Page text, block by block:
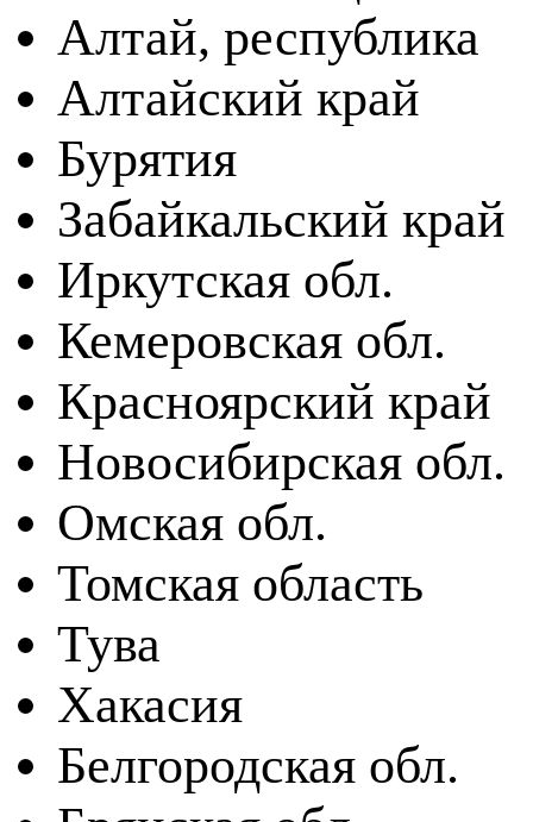
Алтай, республика
Алтайский край
Бурятия
Забайкальский край
Иркутская обл.
Кемеровская обл.
Красноярский край
Новосибирская обл.
Омская обл.
Томская область
Тува
Хакасия
Белгородская обл.